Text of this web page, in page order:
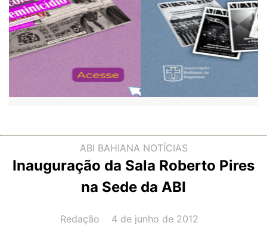
ABI BAHIANA NOTÍCIAS
Inauguração da Sala Roberto Pires
na Sede da ABI
AUTOR(A):
Redação DATA:
4 de junho de 2012